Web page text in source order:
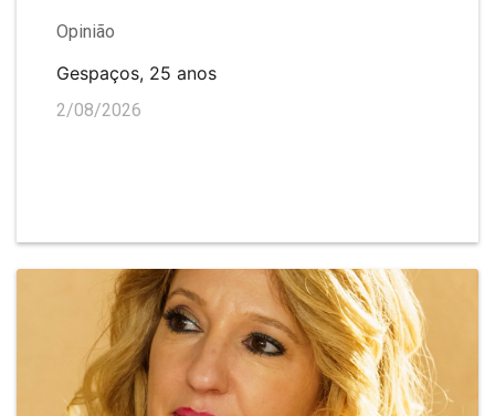
Opinião
Gespaços, 25 anos
2/08/2026